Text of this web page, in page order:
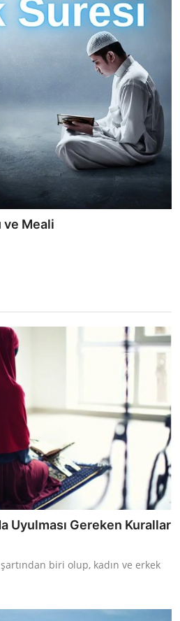
Uyulması Gereken Kurallar
biri olup, kadın ve erkek